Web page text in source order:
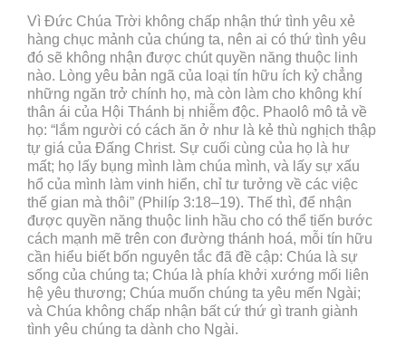
Vì Đức Chúa Trời không chấp nhận thứ tình yêu xẻ
hàng chục mảnh của chúng ta, nên ai có thứ tình yêu
đó sẽ không nhận được chút quyền năng thuộc linh
nào. Lòng yêu bản ngã của loại tín hữu ích kỷ chẳng
những ngăn trở chính họ, mà còn làm cho không khí
thân ái của Hội Thánh bị nhiễm độc. Phaolô mô tả về
họ: “lắm người có cách ăn ở như là kẻ thù nghịch thập
tự giá của Đấng Christ. Sự cuối cùng của họ là hư
mất; họ lấy bụng mình làm chúa mình, và lấy sự xấu
hổ của mình làm vinh hiển, chỉ tư tưởng về các việc
thế gian mà thôi” (Philíp 3:18–19). Thế thì, để nhận
được quyền năng thuộc linh hầu cho có thể tiến bước
cách mạnh mẽ trên con đường thánh hoá, mỗi tín hữu
cần hiểu biết bốn nguyên tắc đã đề cập: Chúa là sự
sống của chúng ta; Chúa là phía khởi xướng mối liên
hệ yêu thương; Chúa muốn chúng ta yêu mến Ngài;
và Chúa không chấp nhận bất cứ thứ gì tranh giành
tình yêu chúng ta dành cho Ngài.